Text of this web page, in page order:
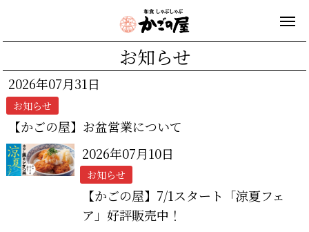
お知らせ
2026年07月31日
お知らせ
【かごの屋】お盆営業について
2026年07月10日
お知らせ
【かごの屋】7/1スタート「涼夏フェ
ア」好評販売中！